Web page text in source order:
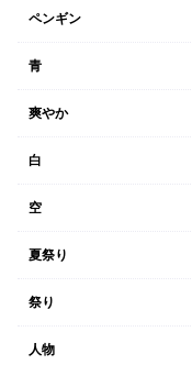
ペンギン
青
爽やか
白
空
夏祭り
祭り
人物